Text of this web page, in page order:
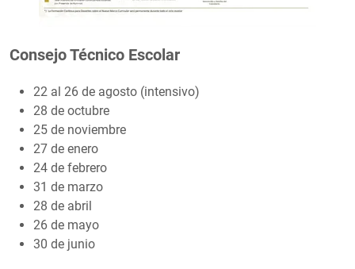
Consejo Técnico Escolar
22 al 26 de agosto (intensivo)
28 de octubre
25 de noviembre
27 de enero
24 de febrero
31 de marzo
28 de abril
26 de mayo
30 de junio